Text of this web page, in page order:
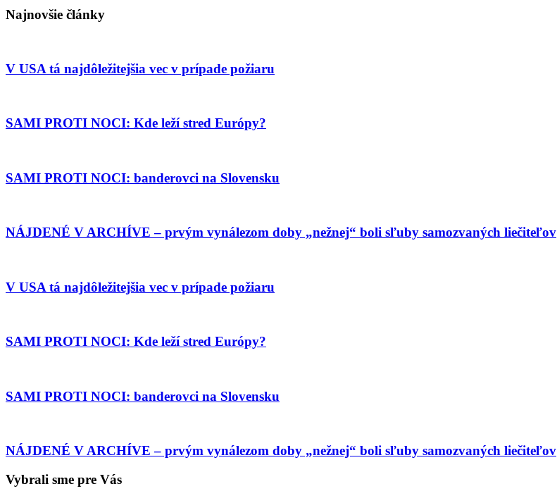
Najnovšie články
V USA tá najdôležitejšia vec v prípade požiaru
SAMI PROTI NOCI: Kde leží stred Európy?
SAMI PROTI NOCI: banderovci na Slovensku
NÁJDENÉ V ARCHÍVE – prvým vynálezom doby „nežnej“ boli sľuby samozvaných liečiteľov
V USA tá najdôležitejšia vec v prípade požiaru
SAMI PROTI NOCI: Kde leží stred Európy?
SAMI PROTI NOCI: banderovci na Slovensku
NÁJDENÉ V ARCHÍVE – prvým vynálezom doby „nežnej“ boli sľuby samozvaných liečiteľov
Vybrali sme pre Vás